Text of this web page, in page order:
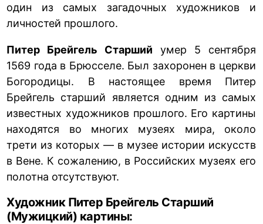
один из самых загадочных художников и
личностей прошлого.
Питер Брейгель Старший умер 5 сентября
1569 года в Брюсселе. Был захоронен в церкви
Богородицы. В настоящее время Питер
Брейгель старший является одним из самых
известных художников прошлого. Его картины
находятся во многих музеях мира, около
трети из которых — в музее истории искусств
в Вене. К сожалению, в Российских музеях его
полотна отсутствуют.
Художник Питер Брейгель Старший
(Мужицкий) картины: